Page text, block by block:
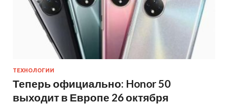
ТЕХНОЛОГИИ
Теперь официально: Honor 50
выходит в Европе 26 октября